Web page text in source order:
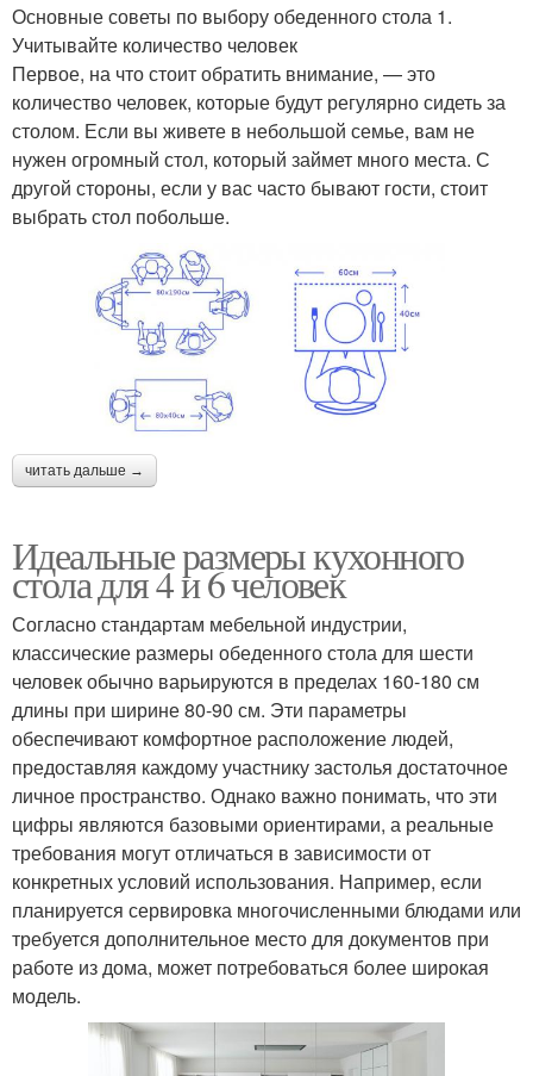
Основные советы по выбору обеденного стола 1.
Учитывайте количество человек
Первое, на что стоит обратить внимание, — это
количество человек, которые будут регулярно сидеть за
столом. Если вы живете в небольшой семье, вам не
нужен огромный стол, который займет много места. С
другой стороны, если у вас часто бывают гости, стоит
выбрать стол побольше.
читать дальше →
Идеальные размеры кухонного
стола для 4 и 6 человек
Согласно стандартам мебельной индустрии,
классические размеры обеденного стола для шести
человек обычно варьируются в пределах 160-180 см
длины при ширине 80-90 см. Эти параметры
обеспечивают комфортное расположение людей,
предоставляя каждому участнику застолья достаточное
личное пространство. Однако важно понимать, что эти
цифры являются базовыми ориентирами, а реальные
требования могут отличаться в зависимости от
конкретных условий использования. Например, если
планируется сервировка многочисленными блюдами или
требуется дополнительное место для документов при
работе из дома, может потребоваться более широкая
модель.